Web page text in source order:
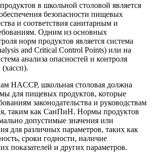
в школьной столовой является
безопасности пищевых
и соответствия санитарным и
Одним из основных
норм продуктов является система
and Critical Control Points) или на
анализа опасностей и контроля
(хассп).
HACCP, школьная столовая должна
для пищевых продуктов, которые
законодательства и руководствам
таким как СанПиН. Нормы продуктов
допустимые значения или
для различных параметров, таких как
сроки годности, наличие
показателей и других параметров.